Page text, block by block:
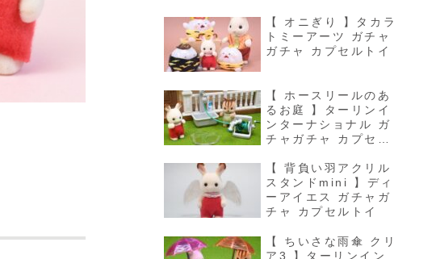
【 オニぎり 】タカラ
トミーアーツ ガチャ
ガチャ カプセルトイ
【 ホースリールのあ
るお庭 】ターリンイ
ンターナショナル ガ
チャガチャ カプセル
【 背負い羽アクリル
スタンドmini 】ディ
ーアイエス ガチャガ
チャ カプセルトイ
【 ちいさな雨傘 クリ
ア3 】ターリンイン